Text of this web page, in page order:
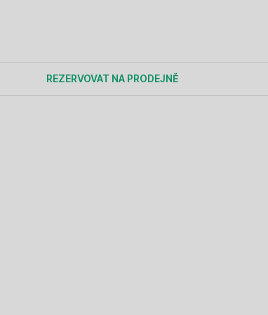
REZERVOVAT NA PRODEJNĚ